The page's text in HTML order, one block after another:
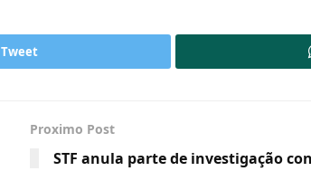
Tweet
Proximo Post
STF anula parte de investigação